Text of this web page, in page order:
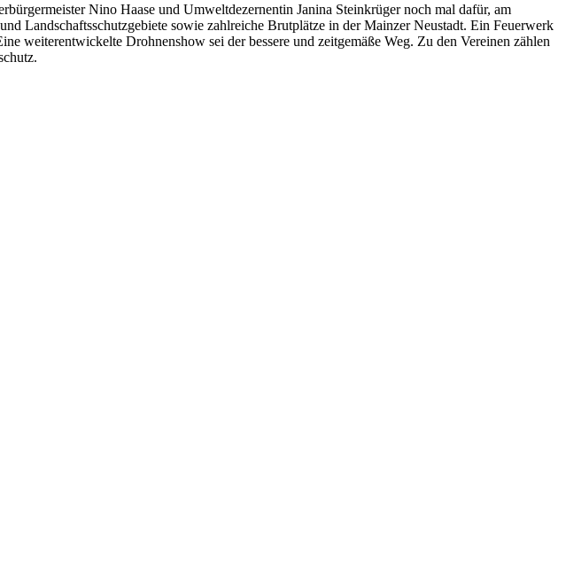
Nino Haase und Umweltdezernentin Janina Steinkrüger noch mal dafür, am
Landschaftsschutzgebiete sowie zahlreiche Brutplätze in der Mainzer Neustadt. Ein Feuerwerk
weiterentwickelte Drohnenshow sei der bessere und zeitgemäße Weg. Zu den Vereinen zählen